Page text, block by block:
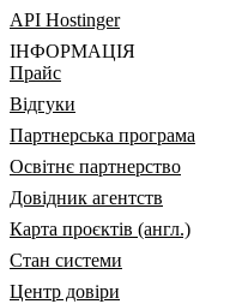
API Hostinger
ІНФОРМАЦІЯ
Прайс
Відгуки
Партнерська програма
Освітнє партнерство
Довідник агентств
Карта проєктів (англ.)
Стан системи
Центр довіри